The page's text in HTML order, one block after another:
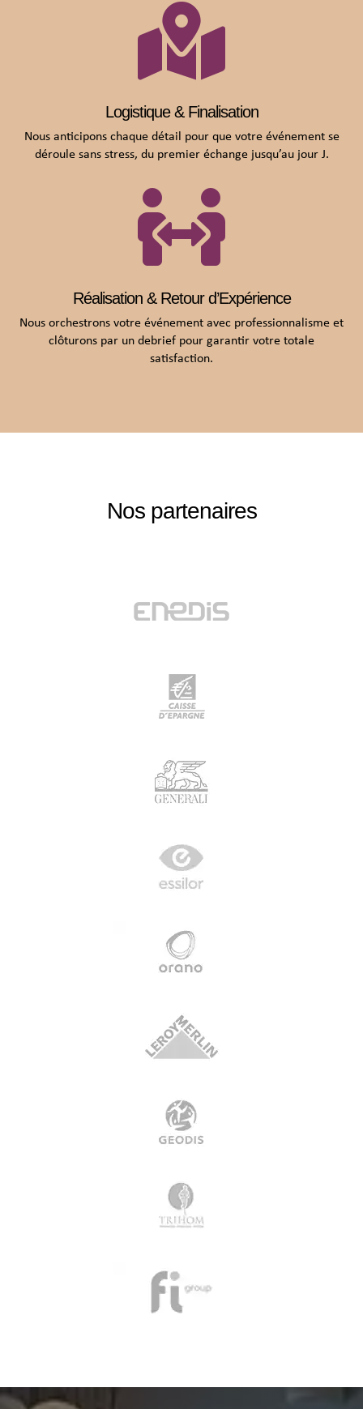

Logistique & Finalisation
Nous anticipons chaque détail pour que votre événement se
déroule sans stress, du premier échange jusqu’au jour J.

Réalisation & Retour d’Expérience
Nous orchestrons votre événement avec professionnalisme et
clôturons par un debrief pour garantir votre totale
satisfaction.
Nos partenaires